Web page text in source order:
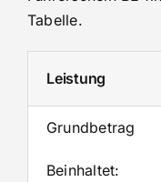
Tabelle.
Leistung
Grundbetrag
Beinhaltet: